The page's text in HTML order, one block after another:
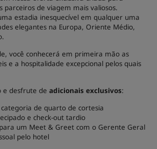
parceiros de viagem mais valiosos.
estadia inesquecível em qualquer uma
elegantes na Europa, Oriente Médio,
você conhecerá em primeira mão as
e a hospitalidade excepcional pelos quais
e desfrute de adicionais exclusivos:
de quarto de cortesia
e check-out tardio
um Meet & Greet com o Gerente Geral
pelo hotel